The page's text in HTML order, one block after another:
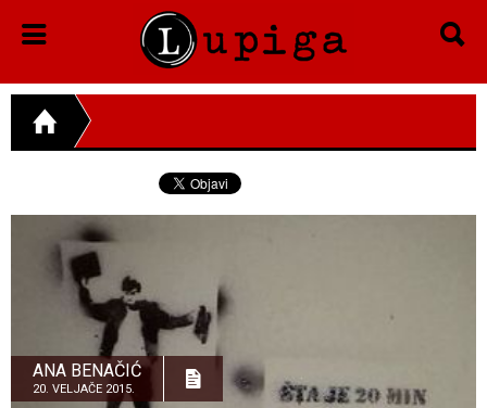
ANA BENAČIĆ
20. VELJAČE 2015.